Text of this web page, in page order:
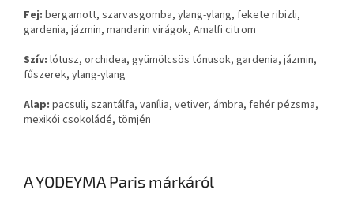
Fej: bergamott, szarvasgomba, ylang-ylang, fekete ribizli,
gardenia, jázmin, mandarin virágok, Amalfi citrom
Szív: lótusz, orchidea, gyümölcsös tónusok, gardenia, jázmin,
fűszerek, ylang-ylang
Alap: pacsuli, szantálfa, vanília, vetiver, ámbra, fehér pézsma,
mexikói csokoládé, tömjén
A YODEYMA Paris márkáról